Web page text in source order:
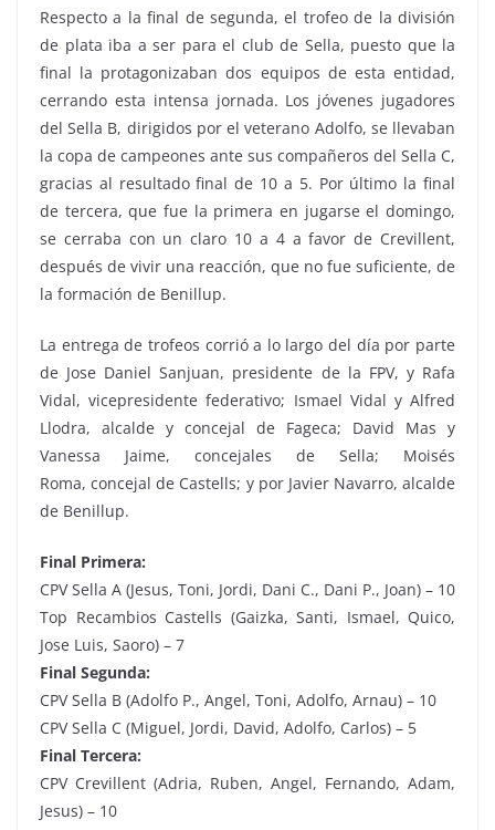
Respecto a la final de segunda, el trofeo de la división
de plata iba a ser para el club de Sella, puesto que la
final la protagonizaban dos equipos de esta entidad,
cerrando esta intensa jornada. Los jóvenes jugadores
del Sella B, dirigidos por el veterano Adolfo, se llevaban
la copa de campeones ante sus compañeros del Sella C,
gracias al resultado final de 10 a 5. Por último la final
de tercera, que fue la primera en jugarse el domingo,
se cerraba con un claro 10 a 4 a favor de Crevillent,
después de vivir una reacción, que no fue suficiente, de
la formación de Benillup.
La entrega de trofeos corrió a lo largo del día por parte
de Jose Daniel Sanjuan, presidente de la FPV, y Rafa
Vidal, vicepresidente federativo; Ismael Vidal y Alfred
Llodra, alcalde y concejal de Fageca; David Mas y
Vanessa Jaime, concejales de Sella; Moisés
Roma, concejal de Castells; y por Javier Navarro, alcalde
de Benillup.
Final Primera:
CPV Sella A (Jesus, Toni, Jordi, Dani C., Dani P., Joan) – 10
Top Recambios Castells (Gaizka, Santi, Ismael, Quico,
Jose Luis, Saoro) – 7
Final Segunda:
CPV Sella B (Adolfo P., Angel, Toni, Adolfo, Arnau) – 10
CPV Sella C (Miguel, Jordi, David, Adolfo, Carlos) – 5
Final Tercera:
CPV Crevillent (Adria, Ruben, Angel, Fernando, Adam,
Jesus) – 10